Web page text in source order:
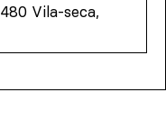
Vila-seca,